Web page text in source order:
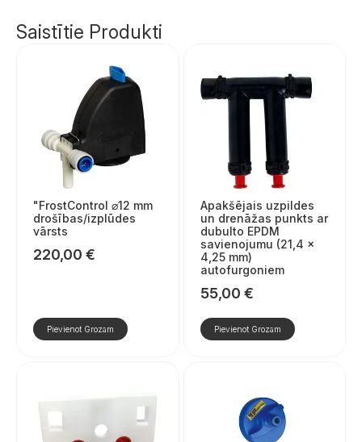
Saistītie Produkti
"FrostControl ⌀12 mm
drošības/izplūdes
vārsts
220,00 €
Pievienot Grozam
Apakšējais uzpildes
un drenāžas punkts ar
dubulto EPDM
savienojumu (21,4 ×
4,25 mm)
autofurgoniem
55,00 €
Pievienot Grozam